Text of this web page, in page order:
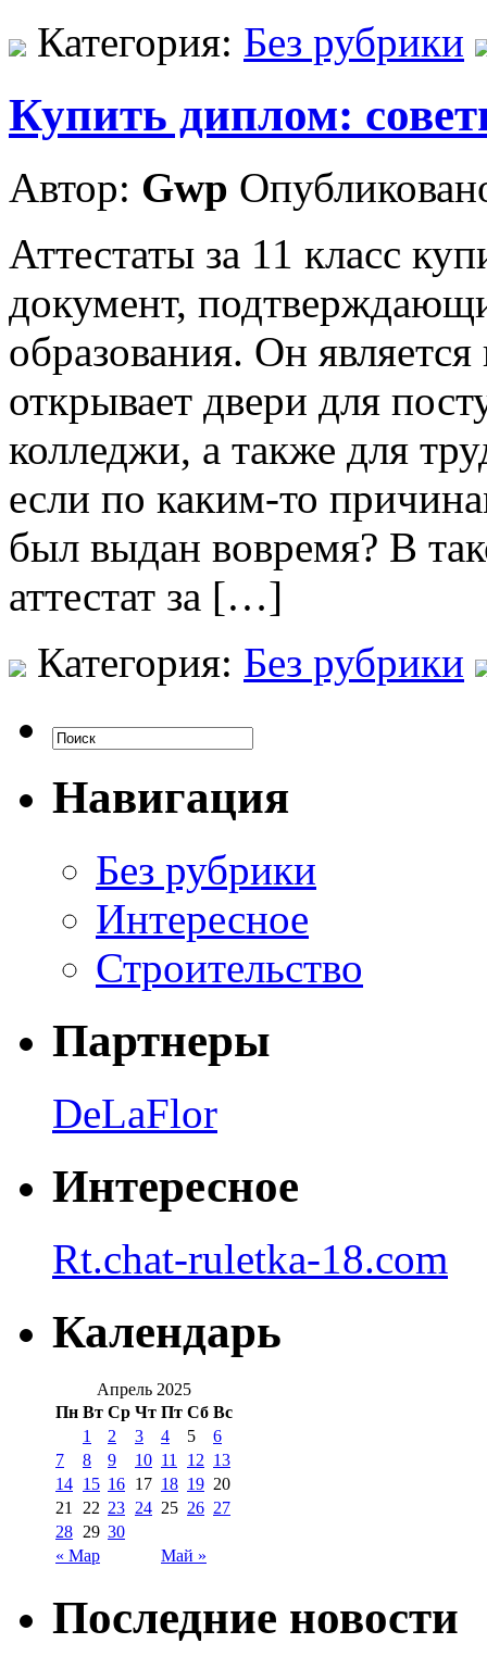
Категория: Без рубрики
Купить диплом:
Автор: Gwp
Аттестаты за 11 класс
документ,
образования. Он
открывает двери для
колледжи, а также для
если по каким-то
был выдан вовремя? В
аттестат за […]
Категория: Без рубрики
Навигация
Без рубрики
Интересное
Строительство
Партнеры
DeLaFlor
Интересное
Rt.chat-ruletka-18.com
Календарь
Апрель 2025
Пн Вт Ср Чт Пт Сб Вс
« Мар Май »
1 2 3 4 5
6
7
8 9 10 11 12 13
14 15 16 17 18 19 20
21
22 23 24 25 26 27
28 29 30
Последние новости